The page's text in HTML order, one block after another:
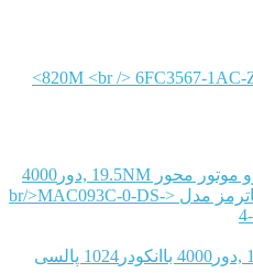
سروو موتور محور 19.5NM ,دور4000 باانکودر1024 پالسی